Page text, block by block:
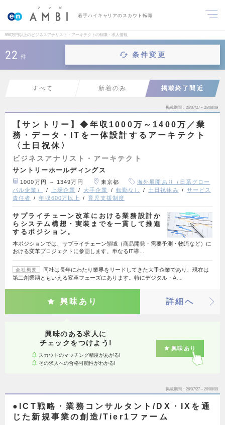
若手ハイキャリアのスカウト転職
550万円以上のビジネスアナリスト・アーキテクトの転職・求人情報
22 件 条件変更
すべて 新着のみ 掲載終了間近
掲載期間 26/07/27～26/08/09
【サントリー】◆年収1000万～1400万／業
務・データ・ITを一体設計するアーキテクト
〈土日祝休〉
ビジネスアナリスト・アーキテクト
サントリーホールディングス
1000万円 ～ 1349万円 東京都
海外展開あり（日系グロー
バル企業）
上場企業 大手企業 転勤なし 土日祝休み
サービス
責任者
年収600万以上 育児支援制度
サプライチェーン改革における業務設計か
らシステム構想・実装までを一貫して推進
するポジション。
本ポジションでは、サプライチェーン領域（商品開発・需要予測・物流など）に
おける変革プロジェクトに参画します。単なるIT導…
会社概要
同社は長年にわたり業界をリードしてきた大手企業であり、現在は
第二創業期ともいえる変革フェーズにあります。特にデジタル・A…
興味あり 詳細へ
興味のある求人に
チェックをつけよう!
スカウトのマッチング精度があがる!
その求人への合格可能性がわかる!
興味あり
掲載期間 26/07/27～26/08/09
●ICT戦略・業務コンサルタント/DX・IXを通
じた新規事業の創造/Tier1ファーム